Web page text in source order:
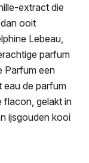
extract die
ooit
Lebeau,
parfum
Parfum een
eau de parfum
flacon, gelakt in
ijsgouden kooi